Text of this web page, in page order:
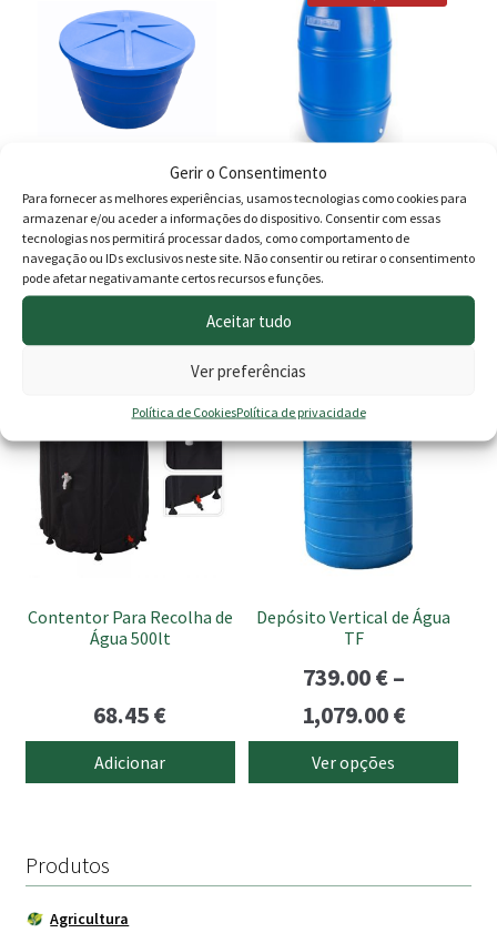
Gerir o Consentimento
Para fornecer as melhores experiências, usamos tecnologias como cookies para
armazenar e/ou aceder a informações do dispositivo. Consentir com essas
tecnologias nos permitirá processar dados, como comportamento de
navegação ou IDs exclusivos neste site. Não consentir ou retirar o consentimento
pode afetar negativamante certos recursos e funções.
Aceitar tudo
Ver preferências
Política de CookiesPolítica de privacidade
Caixas de Água
Envio Grátis
295.00€–455.00€Price
range:
295.00 €
multiple
variants.
be
chosen
on
the
Bidon 220lts c/2 bocas e
c/bujão 1275
115.00
original
Contentor Para Recolha de
Água 500lt
68.45€
Adicionar
Depósito Vertical de Água
TF
739.00€–
1,079.00€Price
range:
739.00 €
Ver opções
This
product
has
multiple
variants.
options
chosen
product
page
Produtos
Agricultura